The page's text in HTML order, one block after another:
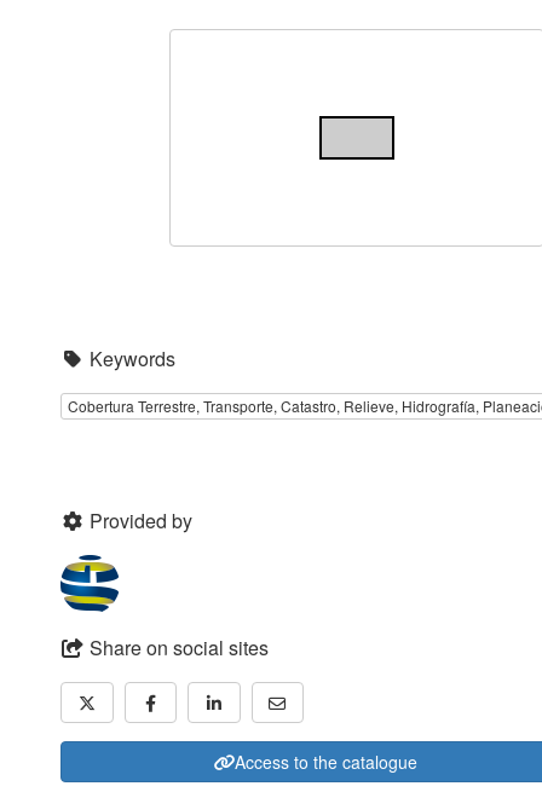
Keywords
Cobertura Terrestre, Transporte, Catastro, Relieve, Hidrografía,
Provided by
Share on social sites
Access to the catalogue